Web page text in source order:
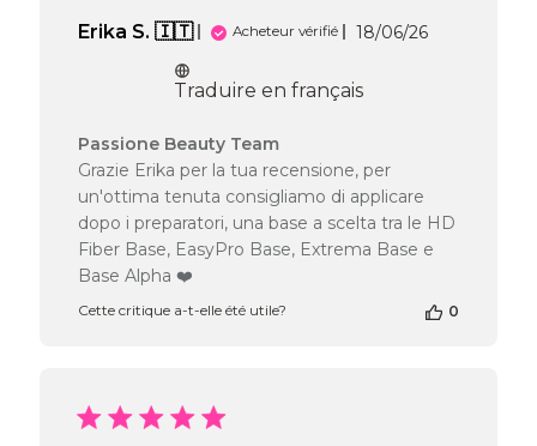
Erika S. 🇮🇹
Acheteur vérifié
Date
18/06/26
Traduire en français
Commentaires
du
propriétaire
de
la
boutique
l’avis
de
Passione Beauty Team
Grazie Erika per la tua recensione, per
un'ottima tenuta consigliamo di applicare
dopo i preparatori, una base a scelta tra le HD
Fiber Base, EasyPro Base, Extrema Base e
Base Alpha ❤️
Cette critique a-t-elle été utile? 0